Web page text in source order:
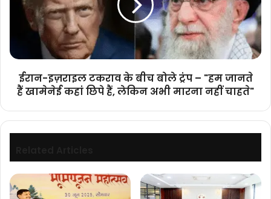
"हम
जानते
खामेनेई
छिपे
हैं,
मारना
नहीं
ईरान-इज़राइल टकराव के बीच बोले ट्रंप – "हम जानते
हैं खामेनेई कहां छिपे हैं, लेकिन अभी मारना नहीं चाहते"